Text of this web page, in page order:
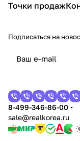
Точки продаж
Подписаться на
8-499-346-86-00
sale@realkorea.ru